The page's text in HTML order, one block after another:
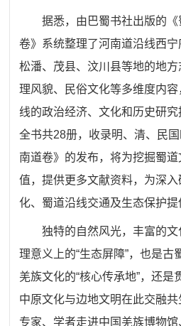
据悉，由巴蜀书社出版的
卷》系统整理了河南道沿线西宁
松潘、茂县、汶川县等地的地
理风貌、民俗文化等多维度内
线的政治经济、文化和历史研究
全书共28册，收录明、清、民
南道卷》的发布，将为挖掘蜀
值，提供更多文献资料，为深
化、蜀道沿线交通及生态保护提
独特的自然风光，丰富的
理意义上的“生态屏障”，也是古
羌族文化的“核心传承地”，还是
中原文化与边地文明在此交融
专家、学者走进中国羌族博物